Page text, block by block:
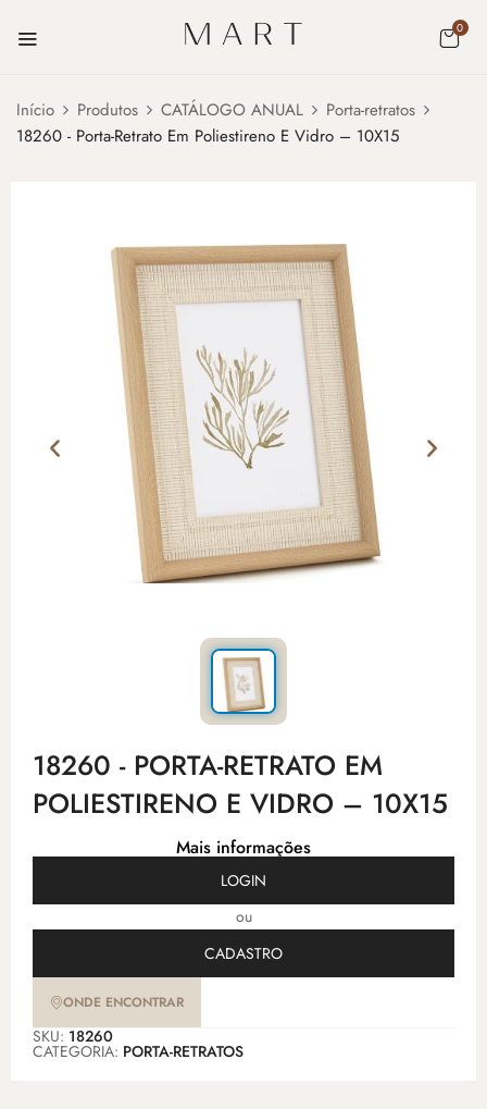
0
Início Produtos CATÁLOGO ANUAL
Porta-retratos
18260 - Porta-Retrato Em Poliestireno E Vidro – 10X15
18260 - PORTA-RETRATO EM
POLIESTIRENO E VIDRO – 10X15
Mais informações
LOGIN
ou
CADASTRO
ONDE ENCONTRAR
SKU: 18260
CATEGORIA: PORTA-RETRATOS